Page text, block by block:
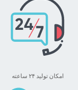
امکان تولید ۲۴ ساعته